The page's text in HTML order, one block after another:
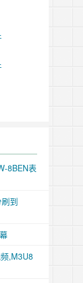
8BEN表
到
,M3U8